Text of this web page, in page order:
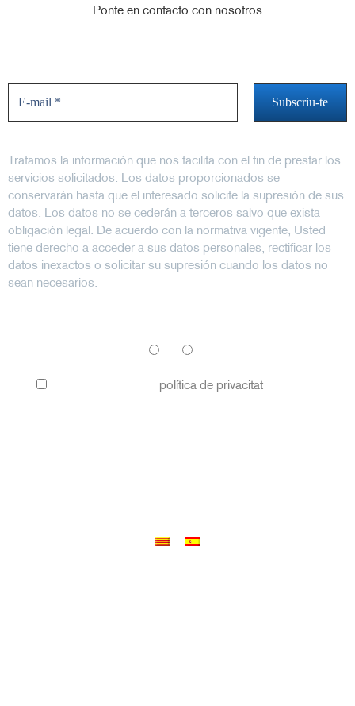
Ponte en contacto con nosotros
Tratamos la información que nos facilita con el fin de prestar los
servicios solicitados. Los datos proporcionados se
conservarán hasta que el interesado solicite la supresión de sus
datos. Los datos no se cederán a terceros salvo que exista
obligación legal. De acuerdo con la normativa vigente, Usted
tiene derecho a acceder a sus datos personales, rectificar los
datos inexactos o solicitar su supresión cuando los datos no
sean necesarios.
SI
NO
política de privacitat